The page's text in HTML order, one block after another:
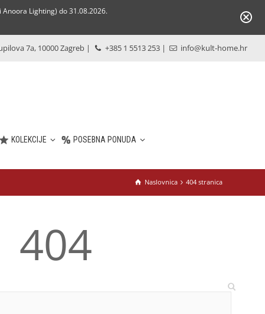
Lighting) do 31.08.2026.
7a, 10000 Zagreb | +385 1 5513 253 | info@kult-home.hr
KOLEKCIJE POSEBNA PONUDA
Naslovnica 404 stranica
404